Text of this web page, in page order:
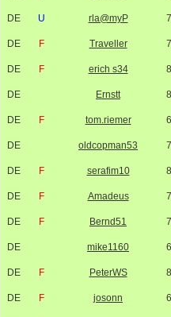
DE U rla@myP
DE F Traveller
DE F erich s34
DE Ernstt
DE F tom.riemer
DE oldcopman53
DE F serafim10
DE F Amadeus
DE F Bernd51
DE mike1160
DE F PeterWS
DE F josonn